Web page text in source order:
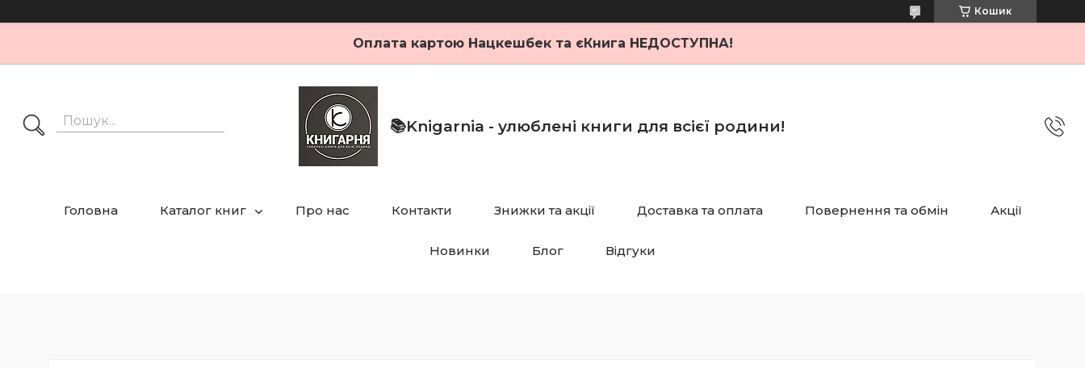
Кошик
Оплата картою Нацкешбек та єКнига НЕДОСТУПНА!
📚Knigarnia - улюблені книги для всієї родини!
Головна Каталог книг Про нас Контакти Знижки та акції Доставка та оплата Повернення та обмін Акції
Новинки Блог Відгуки